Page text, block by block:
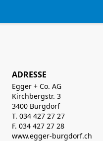
ADRESSE
Egger + Co. AG
Kirchbergstr. 3
3400 Burgdorf
T. 034 427 27 27
F. 034 427 27 28
www.egger-burgdorf.ch